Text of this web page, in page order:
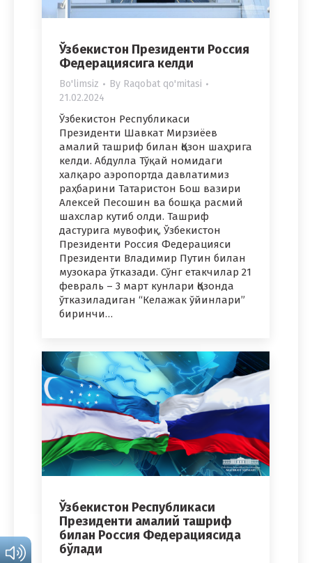
Ўзбекистон Президенти Россия
Федерациясига келди
Bo'limsiz By Raqobat qo'mitasi
21.02.2024
Ўзбекистон Республикаси
Президенти Шавкат Мирзиёев
амалий ташриф билан Қозон шаҳрига
келди. Абдулла Тўқай номидаги
халқаро аэропортда давлатимиз
раҳбарини Татаристон Бош вазири
Алексей Песошин ва бошқа расмий
шахслар кутиб олди. Ташриф
дастурига мувофиқ, Ўзбекистон
Президенти Россия Федерацияси
Президенти Владимир Путин билан
музокара ўтказади. Сўнг етакчилар 21
февраль – 3 март кунлари Қозонда
ўтказиладиган “Келажак ўйинлари”
биринчи…
Ўзбекистон Республикаси
Президенти амалий ташриф
билан Россия Федерациясида
бўлади